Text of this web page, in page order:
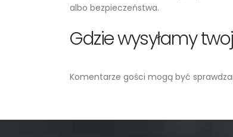
albo bezpieczeństwa.
Gdzie wysyłamy
Komentarze gości mogą być